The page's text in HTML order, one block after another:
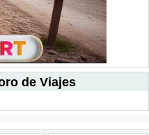
de Viajes